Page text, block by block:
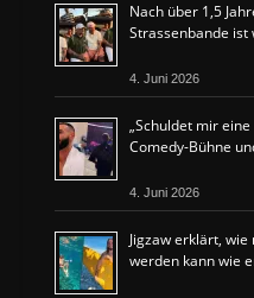
Nach über 1,5
Strassenbande
4. Juni 2026
„Schuldet mir
Comedy-Bühne
4. Juni 2026
Jigzaw erklärt,
werden kann wie